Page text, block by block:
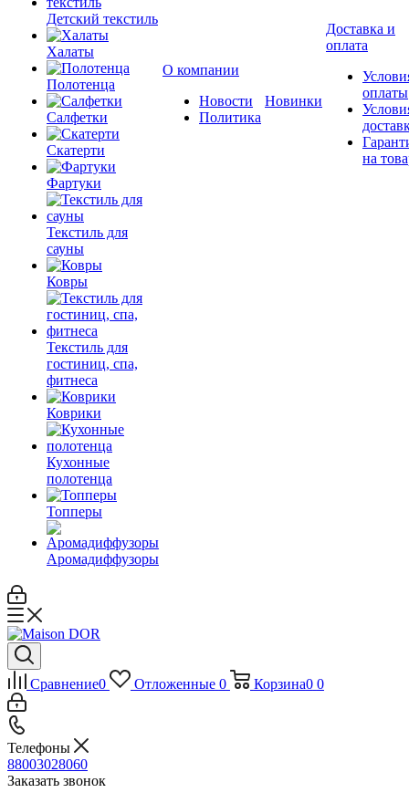
Детский текстиль
Халаты
Полотенца
Салфетки
Скатерти
Фартуки
Текстиль для
сауны
Ковры
Текстиль для
гостиниц, спа,
фитнеса
Коврики
Кухонные
полотенца
Топперы
Аромадиффузоры
О компании
Новости
Политика
Новинки
Доставка и
оплата
оплаты
на
Сравнение0 Отложенные 0 Корзина0 0
Телефоны
88003028060
Заказать звонок